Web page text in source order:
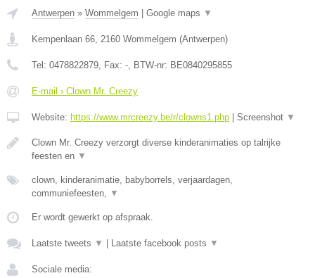
Antwerpen » Wommelgem Google maps ▼
Kempenlaan 66, 2160 Wommelgem (Antwerpen)
Tel: 0478822879, Fax: -, BTW-nr: BE0840295855
E-mail › Clown Mr. Creezy
Website: https://www.mrcreezy.be/r/clowns1.php Screenshot ▼
Clown Mr. Creezy verzorgt diverse kinderanimaties op talrijke
feesten en ▼
clown, kinderanimatie, babyborrels, verjaardagen,
communiefeesten, ▼
Er wordt gewerkt op afspraak.
Laatste tweets ▼ Laatste facebook posts ▼
Sociale media: